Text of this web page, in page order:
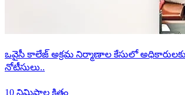
ఒవైసీ కాలేజ్ అక్రమ నిర్మాణాల కేసులో అధికారులకు
నోటీసులు..
10 నిమిషాల క్రితం